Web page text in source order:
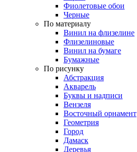
Фиолетовые обои
Черные
По материалу
Винил на флизелине
Флизелиновые
Винил на бумаге
Бумажные
По рисунку
Абстракция
Акварель
Буквы и надписи
Вензеля
Восточный орнамент
Геометрия
Город
Дамаск
Деревья